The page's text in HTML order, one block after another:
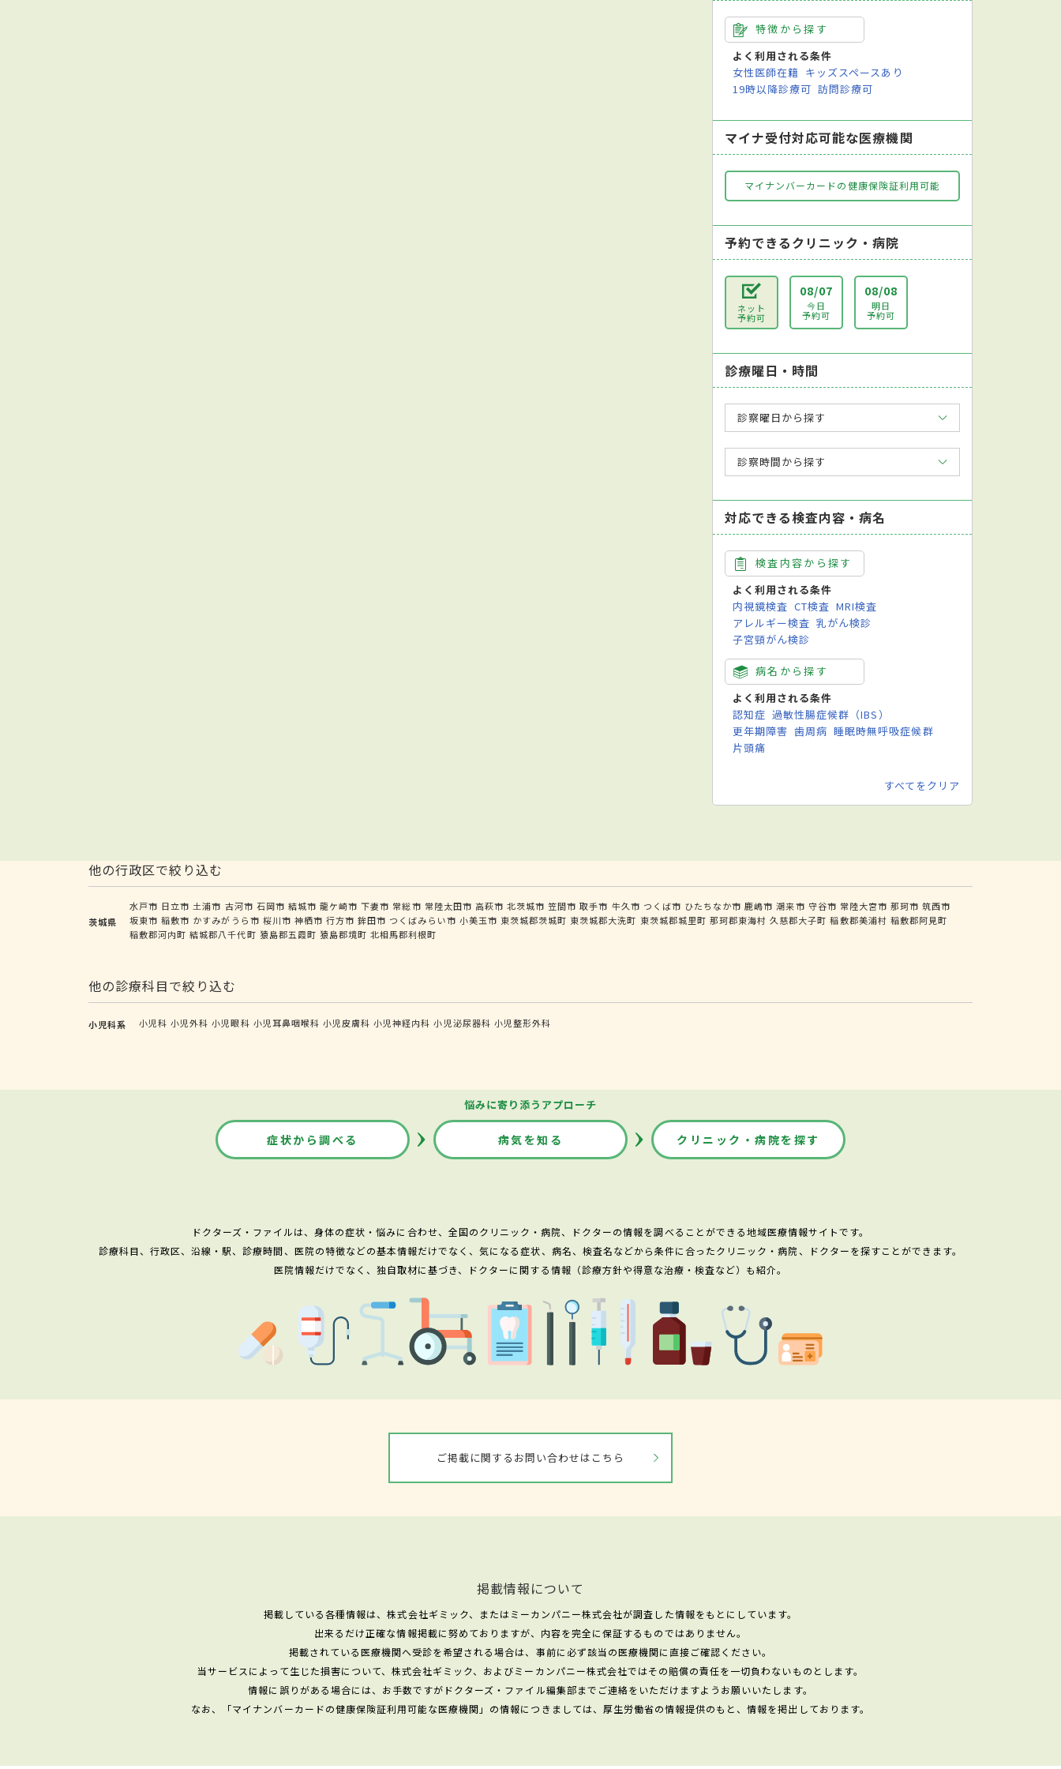
特徴から探す
よく利用される条件
女性医師在籍 キッズスペースあり
19時以降診療可 訪問診療可
マイナ受付対応可能な医療機関
マイナンバーカードの健康保険証利用可能
予約できるクリニック・病院
ネット
予約可
08/07
今日
予約可
08/08
明日
予約可
診療曜日・時間
診察曜日から探す
診察時間から探す
対応できる検査内容・病名
検査内容から探す
よく利用される条件
内視鏡検査 CT検査 MRI検査
アレルギー検査 乳がん検診
子宮頸がん検診
病名から探す
よく利用される条件
認知症 過敏性腸症候群（IBS）
更年期障害 歯周病 睡眠時無呼吸症候群
片頭痛
すべてをクリア
他の行政区で絞り込む
茨城県
水戸市 日立市 土浦市 古河市 石岡市 結城市 龍ケ崎市 下妻市 常総市 常陸太田市 高萩市 北茨城市 笠間市 取手市 牛久市 つくば市 ひたちなか市 鹿嶋市 潮来市 守谷市 常陸大宮市 那珂市 筑西市
坂東市 稲敷市 かすみがうら市 桜川市 神栖市 行方市 鉾田市 つくばみらい市 小美玉市 東茨城郡茨城町 東茨城郡大洗町 東茨城郡城里町 那珂郡東海村 久慈郡大子町 稲敷郡美浦村 稲敷郡阿見町
稲敷郡河内町 結城郡八千代町 猿島郡五霞町 猿島郡境町 北相馬郡利根町
他の診療科目で絞り込む
小児科系 小児科 小児外科 小児眼科 小児耳鼻咽喉科 小児皮膚科 小児神経内科 小児泌尿器科 小児整形外科
悩みに寄り添うアプローチ
症状から調べる 病気を知る クリニック・病院を探す
ドクターズ・ファイルは、身体の症状・悩みに合わせ、全国のクリニック・病院、ドクターの情報を調べることができる地域医療情報サイトです。
診療科目、行政区、沿線・駅、診療時間、医院の特徴などの基本情報だけでなく、気になる症状、病名、検査名などから条件に合ったクリニック・病院、ドクターを探すことができます。
医院情報だけでなく、独自取材に基づき、ドクターに関する情報（診療方針や得意な治療・検査など）も紹介。
ご掲載に関するお問い合わせはこちら
掲載情報について
掲載している各種情報は、株式会社ギミック、またはミーカンパニー株式会社が調査した情報をもとにしています。
出来るだけ正確な情報掲載に努めておりますが、内容を完全に保証するものではありません。
掲載されている医療機関へ受診を希望される場合は、事前に必ず該当の医療機関に直接ご確認ください。
当サービスによって生じた損害について、株式会社ギミック、およびミーカンパニー株式会社ではその賠償の責任を一切負わないものとします。
情報に誤りがある場合には、お手数ですがドクターズ・ファイル編集部までご連絡をいただけますようお願いいたします。
なお、「マイナンバーカードの健康保険証利用可能な医療機関」の情報につきましては、厚生労働省の情報提供のもと、情報を掲出しております。